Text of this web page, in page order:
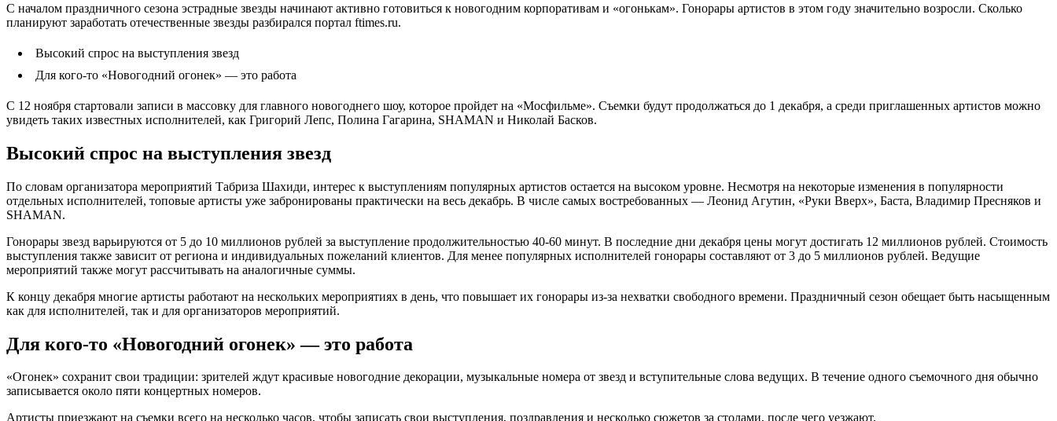
С началом праздничного сезона эстрадные звезды начинают активно готовиться к новогодним корпоративам и «огонькам». Гонорары артистов в этом году значительно возросли. Сколько
планируют заработать отечественные звезды разбирался портал ftimes.ru.
Высокий спрос на выступления звезд
Для кого-то «Новогодний огонек» — это работа
С 12 ноября стартовали записи в массовку для главного новогоднего шоу, которое пройдет на «Мосфильме». Съемки будут продолжаться до 1 декабря, а среди приглашенных артистов можно
увидеть таких известных исполнителей, как Григорий Лепс, Полина Гагарина, SHAMAN и Николай Басков.
Высокий спрос на выступления звезд
По словам организатора мероприятий Табриза Шахиди, интерес к выступлениям популярных артистов остается на высоком уровне. Несмотря на некоторые изменения в популярности
отдельных исполнителей, топовые артисты уже забронированы практически на весь декабрь. В числе самых востребованных — Леонид Агутин, «Руки Вверх», Баста, Владимир Пресняков и
SHAMAN.
Гонорары звезд варьируются от 5 до 10 миллионов рублей за выступление продолжительностью 40-60 минут. В последние дни декабря цены могут достигать 12 миллионов рублей. Стоимость
выступления также зависит от региона и индивидуальных пожеланий клиентов. Для менее популярных исполнителей гонорары составляют от 3 до 5 миллионов рублей. Ведущие
мероприятий также могут рассчитывать на аналогичные суммы.
К концу декабря многие артисты работают на нескольких мероприятиях в день, что повышает их гонорары из-за нехватки свободного времени. Праздничный сезон обещает быть насыщенным
как для исполнителей, так и для организаторов мероприятий.
Для кого-то «Новогодний огонек» — это работа
«Огонек» сохранит свои традиции: зрителей ждут красивые новогодние декорации, музыкальные номера от звезд и вступительные слова ведущих. В течение одного съемочного дня обычно
записывается около пяти концертных номеров.
Артисты приезжают на съемки всего на несколько часов, чтобы записать свои выступления, поздравления и несколько сюжетов за столами, после чего уезжают.